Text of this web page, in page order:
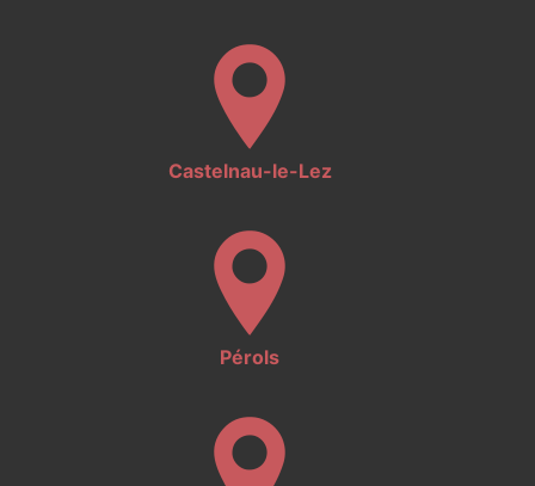
Castelnau-le-Lez
Pérols